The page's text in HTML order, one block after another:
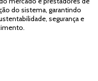
do sistema, garantindo
segurança e